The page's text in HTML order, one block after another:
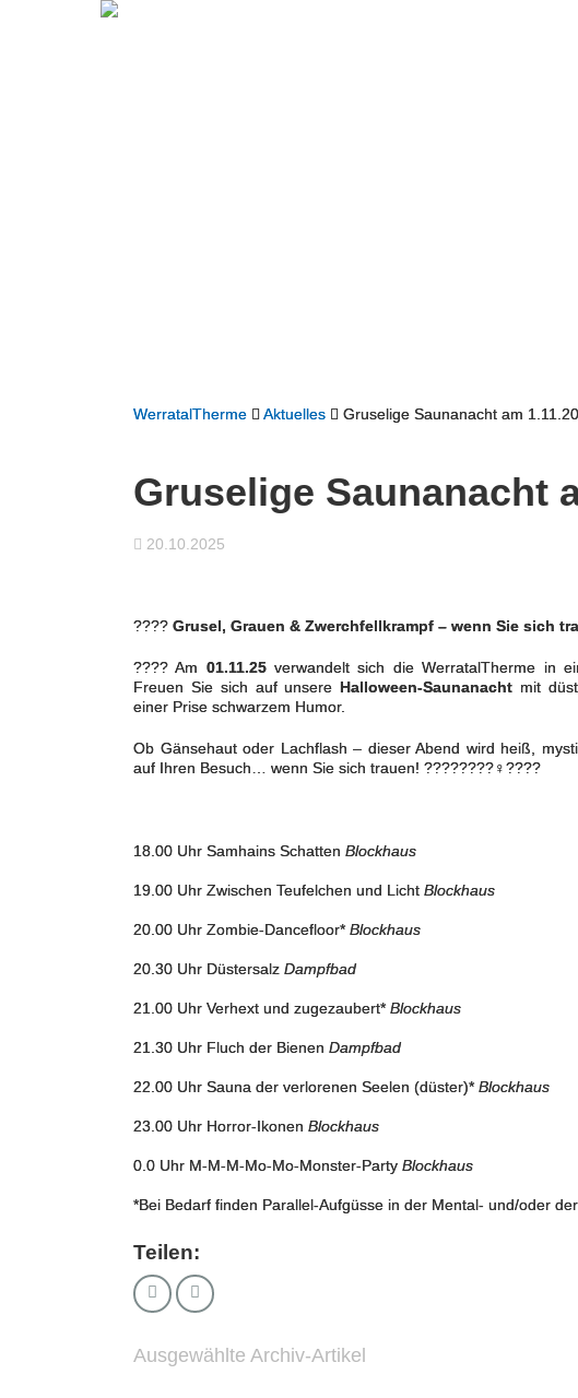
WerratalTherme Aktuelles Gruselige Saunanacht am
Gruselige Saunanacht
20.10.2025
???? Grusel, Grauen & Zwerchfellkrampf – wenn Sie sich
???? Am 01.11.25verwandelt sich die WerratalTherme in
Freuen Sie sich auf unsereHalloween-Saunanacht mit
einer Prise schwarzem Humor.
Ob Gänsehaut oder Lachflash – dieser Abend wird heiß,
auf Ihren Besuch… wenn Sie sich trauen! ????️????‍♀️????
18.00 Uhr Samhains Schatten Blockhaus
19.00 Uhr Zwischen Teufelchen und Licht Blockhaus
20.00 Uhr Zombie-Dancefloor*Blockhaus
20.30 Uhr Düstersalz Dampfbad
21.00 Uhr Verhext und zugezaubert*Blockhaus
21.30 Uhr Fluch der Bienen Dampfbad
22.00 Uhr Sauna der verlorenen Seelen (düster)*Blockhaus
23.00 Uhr Horror-Ikonen Blockhaus
0.0 Uhr M-M-M-Mo-Mo-Monster-Party Blockhaus
*Bei Bedarf finden Parallel-Aufgüsse in der Mental- und/oder
Teilen:
Ausgewählte Archiv-Artikel